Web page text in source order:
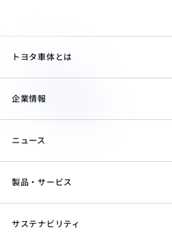
トヨタ車体とは
企業情報
ニュース
製品・サービス
サステナビリティ